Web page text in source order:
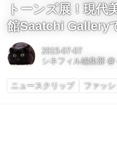
トーンズ展！現代
館Saatchi Gallery
2015-07-07
シネフィル編集部@
ニュースクリップ ファッ